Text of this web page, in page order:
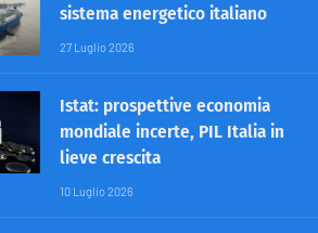
sistema energetico italiano
27 Luglio 2026
Istat: prospettive economia
mondiale incerte, PIL Italia in
lieve crescita
10 Luglio 2026